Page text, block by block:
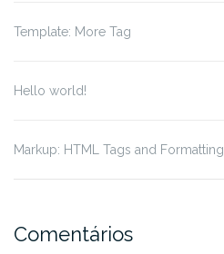
Template: More Tag
Hello world!
Markup: HTML Tags and Formatting
Comentários